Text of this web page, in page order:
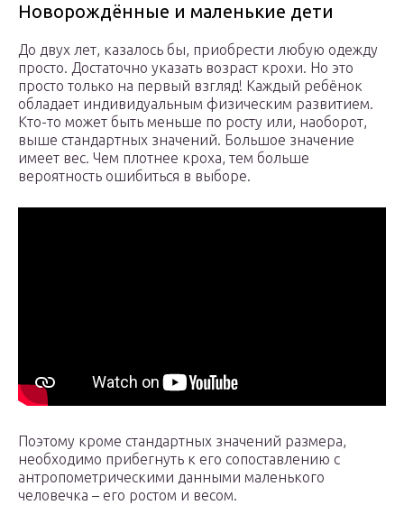
Новорождённые и маленькие дети
До двух лет, казалось бы, приобрести любую одежду
просто. Достаточно указать возраст крохи. Но это
просто только на первый взгляд! Каждый ребёнок
обладает индивидуальным физическим развитием.
Кто-то может быть меньше по росту или, наоборот,
выше стандартных значений. Большое значение
имеет вес. Чем плотнее кроха, тем больше
вероятность ошибиться в выборе.
Поэтому кроме стандартных значений размера,
необходимо прибегнуть к его сопоставлению с
антропометрическими данными маленького
человечка – его ростом и весом.